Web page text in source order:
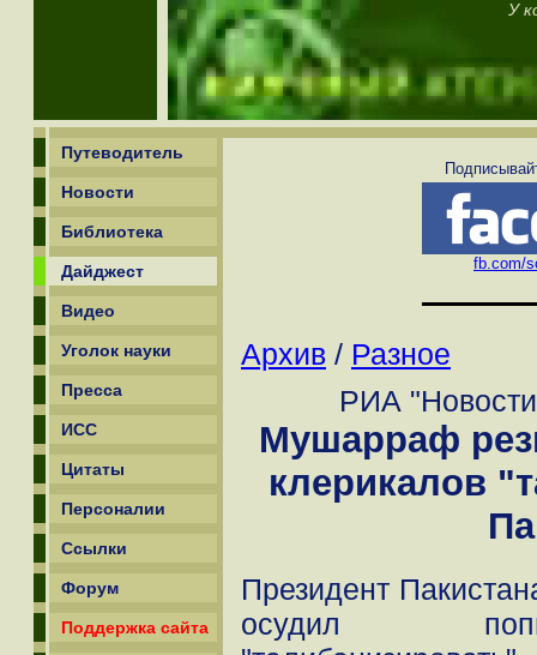
У
Путеводитель
Новости
Библиотека
Дайджест
Видео
Уголок науки
Пресса
ИСС
Цитаты
Персоналии
Ссылки
Форум
Поддержка сайта
fb.com/
Архив / Разное
РИА
Мушарраф
клерикалов
Президент
осудил